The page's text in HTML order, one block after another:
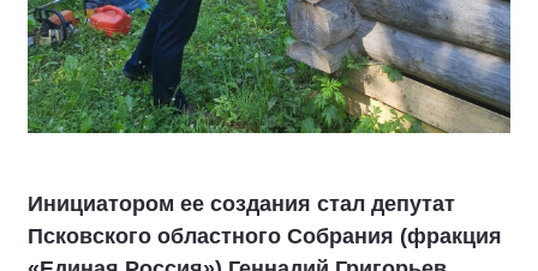
Инициатором ее создания стал депутат
Псковского областного Собрания (фракция